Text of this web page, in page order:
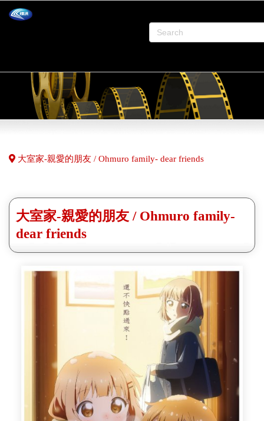
大室家-親愛的朋友 / Ohmuro family- dear friends
大室家-親愛的朋友 / Ohmuro family-
dear friends